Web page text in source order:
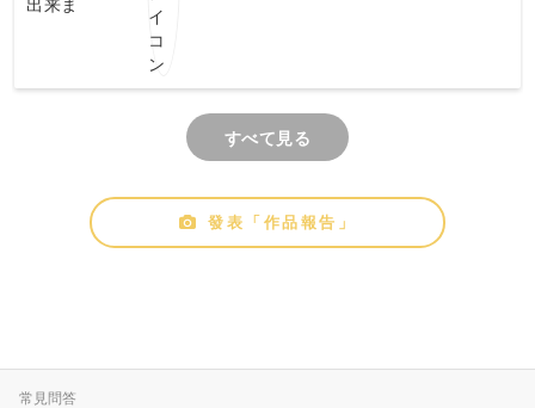
すべて見る
發表「作品報告」
常見問答